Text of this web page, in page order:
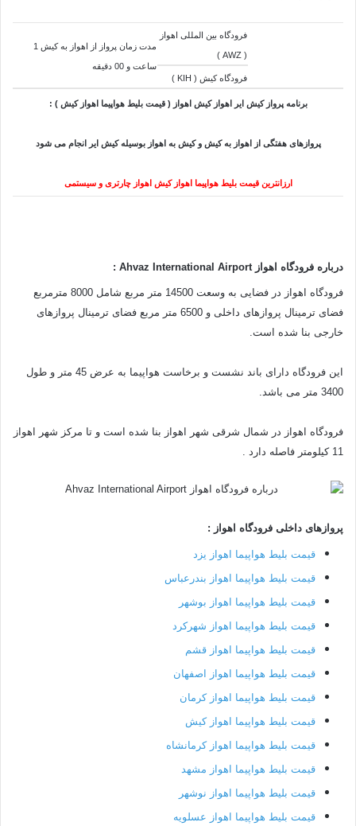
فرودگاه بین المللی اهواز
( AWZ )
مدت زمان پرواز از اهواز به کیش 1
ساعت و 00 دقیقه
فرودگاه کیش ( KIH
)
برنامه پرواز کیش ایر اهواز کیش اهواز ( قیمت بلیط هواپیما اهواز کیش ) :
پروازهای هفتگی از اهواز به کیش و کیش به اهواز بوسیله کیش ایر انجام می شود
ارزانترین قیمت بلیط هواپیما اهواز کیش اهواز چارتری و سیستمی
درباره فرودگاه اهواز Ahvaz International Airport :
فرودگاه اهواز در فضایی به وسعت 14500 متر مربع شامل 8000 مترمربع
فضای ترمینال پروازهای داخلی و 6500 متر مربع فضای ترمینال پروازهای
خارجی بنا شده است.
این فرودگاه دارای باند نشست و برخاست هواپیما به عرض 45 متر و طول
3400 متر می باشد.
فرودگاه اهواز در شمال شرقی شهر اهواز بنا شده است و تا مرکز شهر اهواز
11 کیلومتر فاصله دارد .
پروازهای داخلی فرودگاه اهواز :
قیمت بلیط هواپیما اهواز یزد
قیمت بلیط هواپیما اهواز بندرعباس
قیمت بلیط هواپیما اهواز بوشهر
قیمت بلیط هواپیما اهواز شهرکرد
قیمت بلیط هواپیما اهواز قشم
قیمت بلیط هواپیما اهواز اصفهان
قیمت بلیط هواپیما اهواز کرمان
قیمت بلیط هواپیما اهواز کیش
قیمت بلیط هواپیما اهواز کرمانشاه
قیمت بلیط هواپیما اهواز مشهد
قیمت بلیط هواپیما اهواز نوشهر
قیمت بلیط هواپیما اهواز عسلویه